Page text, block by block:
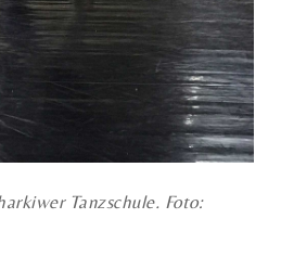
Tanzschule. Foto: